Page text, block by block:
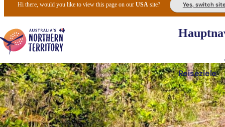
Hi there, would you like to view this page on ourUSA site? Yes, switch
Reiseziele